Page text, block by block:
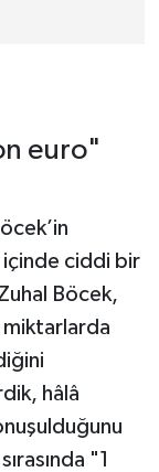
euro"
içinde ciddi bir
Böcek,
miktarlarda
hâlâ
"1